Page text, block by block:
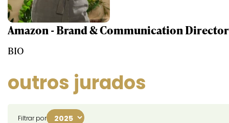
Amazon - Brand & Communication Director
BIO
outros jurados
Filtrar por